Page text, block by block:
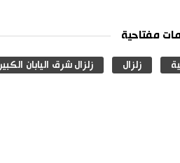
مفتاحية
زلزال زلزال شرق اليابان الكبير